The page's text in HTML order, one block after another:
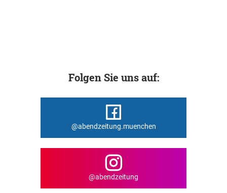
Folgen Sie uns auf:
@abendzeitung.muenchen
@abendzeitung